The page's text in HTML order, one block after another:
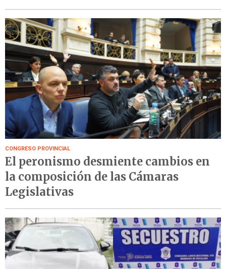
CONGRESO PROVINCIAL
El peronismo desmiente cambios en
la composición de las Cámaras
Legislativas